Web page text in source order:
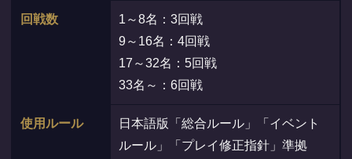
回戦数
1～8名：3回戦
9～16名：4回戦
17～32名：5回戦
33名～：6回戦
使用ルール
日本語版「総合ルール」「イベント
ルール」「プレイ修正指針」準拠